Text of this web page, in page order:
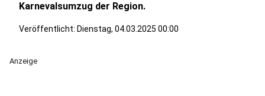
Karnevalsumzug der Region.
Veröffentlicht: Dienstag, 04.03.2025 00:00
Anzeige